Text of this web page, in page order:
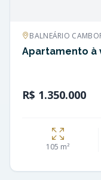
BALNEÁRIO
Apartamento à
R$ 1.350.000
105 m²